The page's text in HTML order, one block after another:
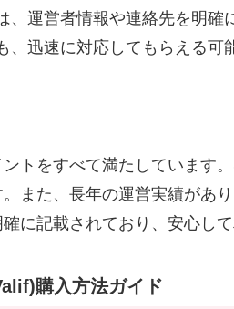
、運営者情報や連絡先を明確
、迅速に対応してもらえる可
トをすべて満たしています
また、長年の運営実績があ
に記載されており、安心し
購入方法ガイド